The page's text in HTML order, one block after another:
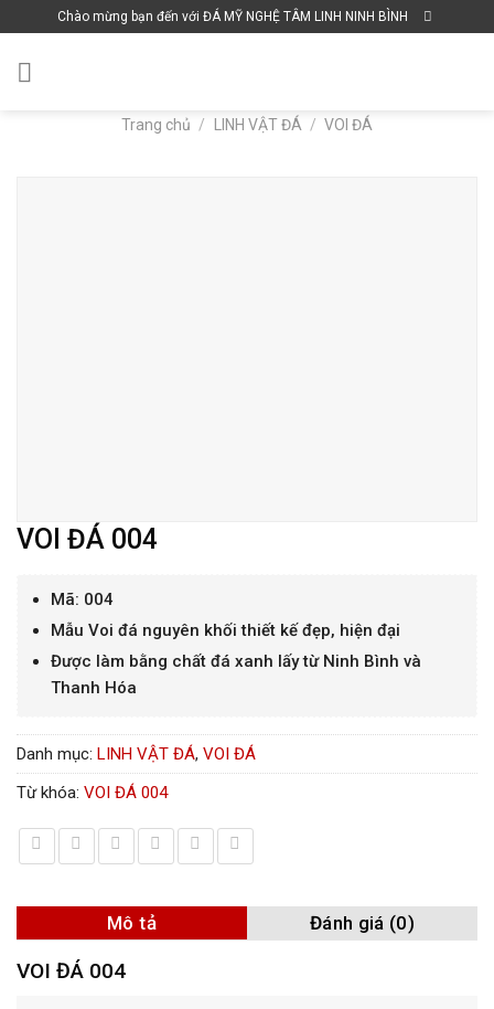
to
content
Chào mừng bạn đến với ĐÁ MỸ NGHỆ TÂM LINH NINH BÌNH
Trang chủ / LINH VẬT ĐÁ / VOI ĐÁ
VOI ĐÁ 004
Mã: 004
Mẫu Voi đá nguyên khối thiết kế đẹp, hiện đại
Được làm bằng chất đá xanh lấy từ Ninh Bình và
Thanh Hóa
Danh mục: LINH VẬT ĐÁ, VOI ĐÁ
Từ khóa: VOI ĐÁ 004
Mô tả Đánh giá (0)
VOI ĐÁ 004